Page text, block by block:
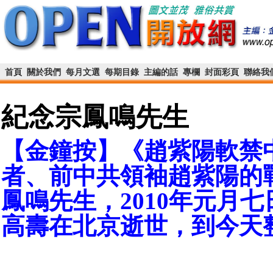
首頁 關於我們 每月文選 每期目錄 主編的話 專欄 封面彩頁 聯絡我
紀念宗鳳鳴先生
【金鐘按】《趙紫陽軟
者、前中共領袖趙紫陽的
鳳鳴先生，2010年元月
高壽在北京逝世，到今天